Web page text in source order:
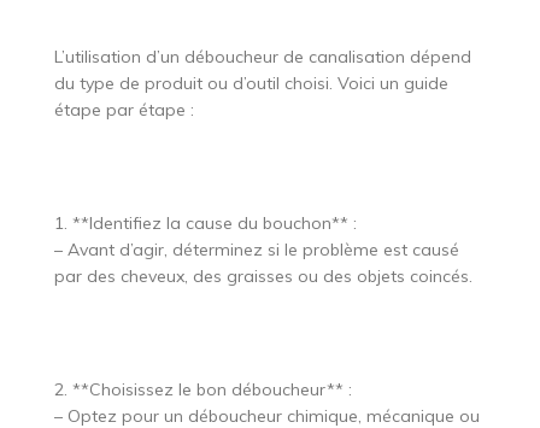
L’utilisation d’un déboucheur de canalisation dépend
du type de produit ou d’outil choisi. Voici un guide
étape par étape :
1. **Identifiez la cause du bouchon** :
– Avant d’agir, déterminez si le problème est causé
par des cheveux, des graisses ou des objets coincés.
2. **Choisissez le bon déboucheur** :
– Optez pour un déboucheur chimique, mécanique ou